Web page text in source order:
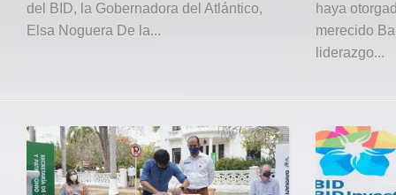
del BID, la Gobernadora del Atlántico,
Elsa Noguera De la...
haya
merecido
liderazgo...